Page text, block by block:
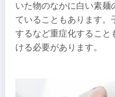
いた物のなかに白い素麺
ていることもあります。
するなど重症化すること
ける必要があります。